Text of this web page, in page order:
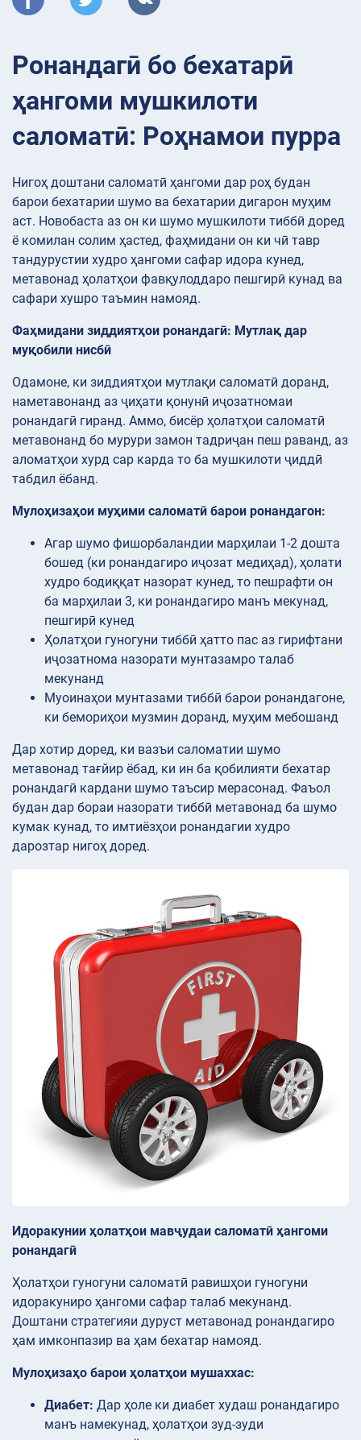
Ронандагӣ бо бехатарӣ
ҳангоми мушкилоти
саломатӣ: Роҳнамои пурра
Нигоҳ доштани саломатӣ ҳангоми дар роҳ будан
барои бехатарии шумо ва бехатарии дигарон муҳим
аст. Новобаста аз он ки шумо мушкилоти тиббӣ доред
ё комилан солим ҳастед, фаҳмидани он ки чӣ тавр
тандурустии худро ҳангоми сафар идора кунед,
метавонад ҳолатҳои фавқулоддаро пешгирӣ кунад ва
сафари хушро таъмин намояд.
Фаҳмидани зиддиятҳои ронандагӣ: Мутлақ дар
муқобили нисбӣ
Одамоне, ки зиддиятҳои мутлақи саломатӣ доранд,
наметавонанд аз ҷиҳати қонунӣ иҷозатномаи
ронандагӣ гиранд. Аммо, бисёр ҳолатҳои саломатӣ
метавонанд бо мурури замон тадриҷан пеш раванд, аз
аломатҳои хурд сар карда то ба мушкилоти ҷиддӣ
табдил ёбанд.
Мулоҳизаҳои муҳими саломатӣ барои ронандагон:
Агар шумо фишорбаландии марҳилаи 1-2 дошта
бошед (ки ронандагиро иҷозат медиҳад), ҳолати
худро бодиққат назорат кунед, то пешрафти он
ба марҳилаи 3, ки ронандагиро манъ мекунад,
пешгирӣ кунед
Ҳолатҳои гуногуни тиббӣ ҳатто пас аз гирифтани
иҷозатнома назорати мунтазамро талаб
мекунанд
Муоинаҳои мунтазами тиббӣ барои ронандагоне,
ки бемориҳои музмин доранд, муҳим мебошанд
Дар хотир доред, ки вазъи саломатии шумо
метавонад тағйир ёбад, ки ин ба қобилияти бехатар
ронандагӣ кардани шумо таъсир мерасонад. Фаъол
будан дар бораи назорати тиббӣ метавонад ба шумо
кумак кунад, то имтиёзҳои ронандагии худро
дарозтар нигоҳ доред.
Идоракунии ҳолатҳои мавҷудаи саломатӣ ҳангоми
ронандагӣ
Ҳолатҳои гуногуни саломатӣ равишҳои гуногуни
идоракуниро ҳангоми сафар талаб мекунанд.
Доштани стратегияи дуруст метавонад ронандагиро
ҳам имконпазир ва ҳам бехатар намояд.
Мулоҳизаҳо барои ҳолатҳои мушаххас:
Диабет: Дар ҳоле ки диабет худаш ронандагиро
манъ намекунад, ҳолатҳои зуд-зуди